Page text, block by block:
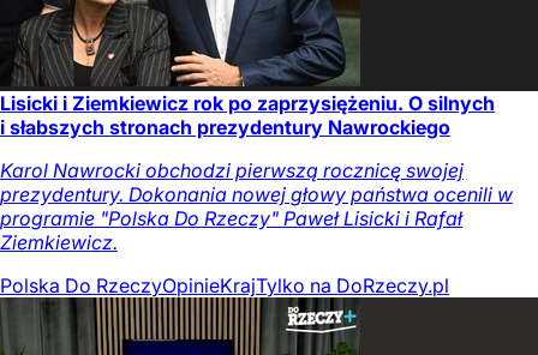
Lisicki i Ziemkiewicz rok po zaprzysiężeniu. O silnych
i słabszych stronach prezydentury Nawrockiego
Karol Nawrocki obchodzi pierwszą rocznicę swojej
prezydentury. Dokonania nowej głowy państwa ocenili w
programie "Polska Do Rzeczy" Paweł Lisicki i Rafał
Ziemkiewicz.
Polska Do RzeczyOpinieKrajTylko na DoRzeczy.pl